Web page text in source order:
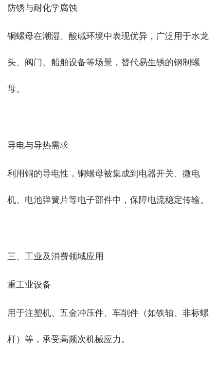
‌防锈与耐化学腐蚀‌
铜螺母在潮湿、酸碱环境中表现优异，广泛用于水龙
头、阀门、船舶设备等场景，替代易生锈的钢制螺
母‌。
‌导电与导热需求‌
利用铜的导电性，铜螺母被集成到电器开关、微电
机、电池弹簧片等电子部件中，保障电流稳定传输‌。
三、工业及消费领域应用
‌重工业设备‌
用于注塑机、五金冲压件、车削件（如铁轴、非标螺
杆）等，承受高频次机械应力‌。